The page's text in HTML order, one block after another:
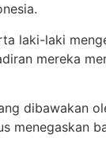
laki-laki
mereka
dibawakan
menegaskan